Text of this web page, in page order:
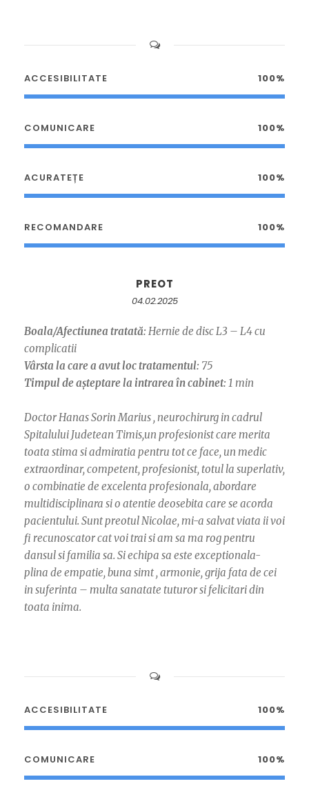
ACCESIBILITATE 100%
COMUNICARE 100%
ACURATEȚE 100%
RECOMANDARE 100%
PREOT
04.02.2025
Boala/Afectiunea tratată: Hernie de disc L3 – L4 cu
complicatii
Vârsta la care a avut loc tratamentul: 75
Timpul de așteptare la intrarea în cabinet: 1 min
Doctor Hanas Sorin Marius , neurochirurg in cadrul
Spitalului Judetean Timis,un profesionist care merita
toata stima si admiratia pentru tot ce face, un medic
extraordinar, competent, profesionist, totul la superlativ,
o combinatie de excelenta profesionala, abordare
multidisciplinara si o atentie deosebita care se acorda
pacientului. Sunt preotul Nicolae, mi-a salvat viata ii voi
fi recunoscator cat voi trai si am sa ma rog pentru
dansul si familia sa. Si echipa sa este exceptionala-
plina de empatie, buna simt , armonie, grija fata de cei
in suferinta – multa sanatate tuturor si felicitari din
toata inima.
ACCESIBILITATE 100%
COMUNICARE 100%